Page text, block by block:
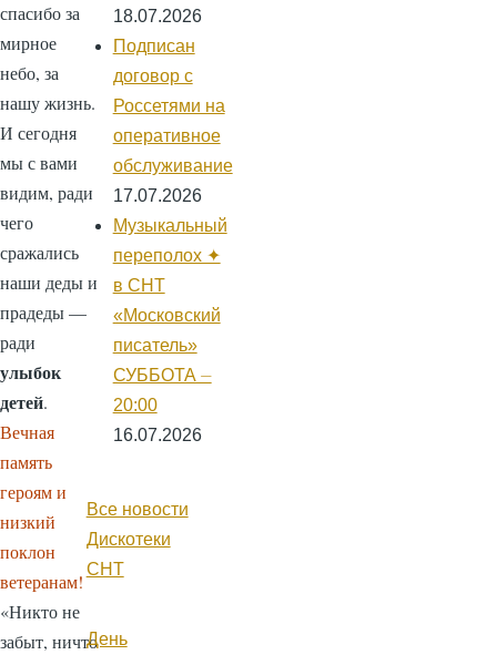
спасибо за
мирное
небо, за
нашу жизнь.
И сегодня
мы с вами
видим, ради
чего
сражались
наши деды и
прадеды —
ради
улыбок
детей.
Вечная
память
героям и
низкий
поклон
ветеранам!
«Никто не
забыт, ничто
18.07.2026
Подписан
договор с
Россетями на
оперативное
обслуживание
17.07.2026
Музыкальный
переполох ✦
в СНТ
«Московский
писатель»
СУББОТА ⏤
20:00
16.07.2026
Все новости
Дискотеки
СНТ
День